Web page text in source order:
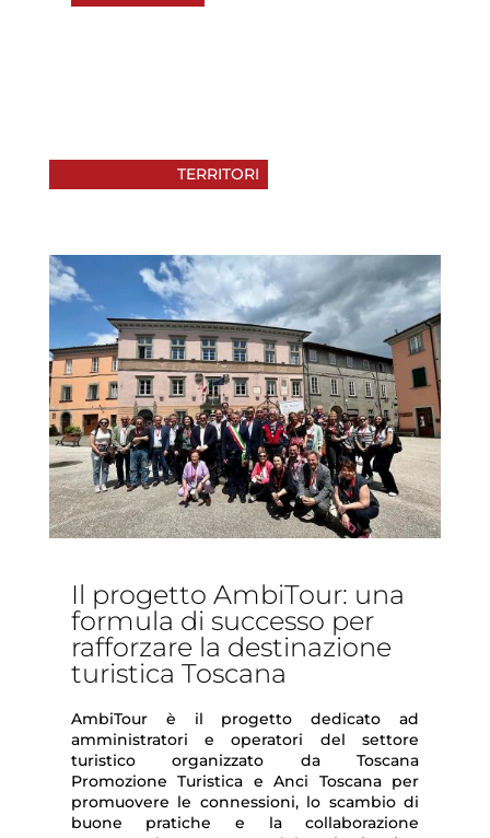
TERRITORI
Il progetto AmbiTour: una
formula di successo per
rafforzare la destinazione
turistica Toscana
AmbiTour è il progetto dedicato ad
amministratori e operatori del settore
turistico organizzato da Toscana
Promozione Turistica e Anci Toscana per
promuovere le connessioni, lo scambio di
buone pratiche e la collaborazione